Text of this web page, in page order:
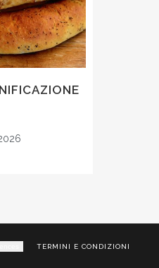
TERMINI E CONDIZIONI